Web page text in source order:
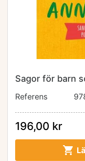
Sagor för barn
Referens
196,00 kr
